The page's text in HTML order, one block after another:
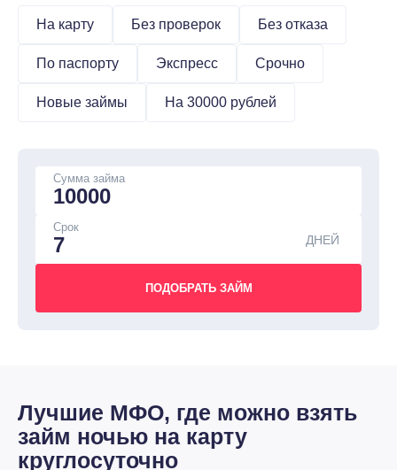
На карту Без проверок Без отказа
По паспорту Экспресс Срочно
Новые займы На 30000 рублей
Сумма займа
Срок
ДНЕЙ
Лучшие МФО, где можно взять
займ ночью на карту
круглосуточно